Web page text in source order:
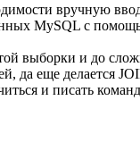
вручную
MySQL с
выборки и до
да еще делается
и писать